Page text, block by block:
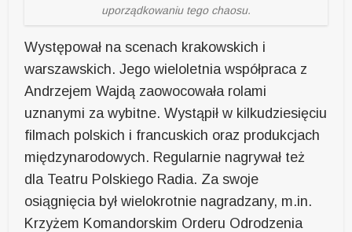
uporządkowaniu tego chaosu.
Występował na scenach krakowskich i
warszawskich. Jego wieloletnia współpraca z
Andrzejem Wajdą zaowocowała rolami
uznanymi za wybitne. Wystąpił w kilkudziesięciu
filmach polskich i francuskich oraz produkcjach
międzynarodowych. Regularnie nagrywał też
dla Teatru Polskiego Radia. Za swoje
osiągnięcia był wielokrotnie nagradzany, m.in.
Krzyżem Komandorskim Orderu Odrodzenia